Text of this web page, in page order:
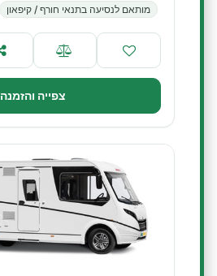
מותאם לנסיעה בתנאי חורף / קיפאון
צפייה והזמנה